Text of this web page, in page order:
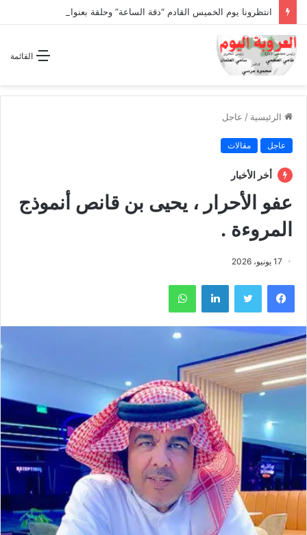
القائمة
الرئيسية / عاجل
عاجل مقالات
أخر الأخبار
عفو الأحرار ، يحيى بن قانص أنموذج
المروءة .
17 يونيو، 2026
فيسبوك تويتر لينكدإن واتساب